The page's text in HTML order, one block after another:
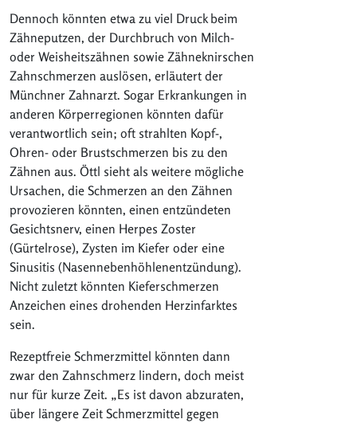
Dennoch könnten etwa zu viel Druck beim
Zähneputzen, der Durchbruch von Milch-
oder Weisheitszähnen sowie Zähneknirschen
Zahnschmerzen auslösen, erläutert der
Münchner Zahnarzt. Sogar Erkrankungen in
anderen Körperregionen könnten dafür
verantwortlich sein; oft strahlten Kopf-,
Ohren- oder Brustschmerzen bis zu den
Zähnen aus. Öttl sieht als weitere mögliche
Ursachen, die Schmerzen an den Zähnen
provozieren könnten, einen entzündeten
Gesichtsnerv, einen Herpes Zoster
(Gürtelrose), Zysten im Kiefer oder eine
Sinusitis (Nasennebenhöhlenentzündung).
Nicht zuletzt könnten Kieferschmerzen
Anzeichen eines drohenden Herzinfarktes
sein.
Rezeptfreie Schmerzmittel könnten dann
zwar den Zahnschmerz lindern, doch meist
nur für kurze Zeit. „Es ist davon abzuraten,
über längere Zeit Schmerzmittel gegen